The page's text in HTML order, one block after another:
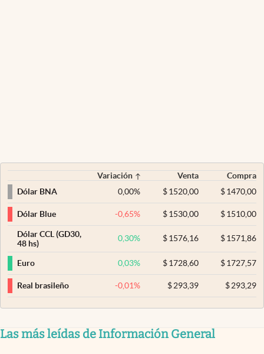
Variación Venta
Compra
Dólar BNA
0,00% $ 1520,00 $1470,00
Dólar Blue -0,65% $ 1530,00 $1510,00
Dólar CCL (GD30,
48 hs)
0,30% $ 1576,16 $1571,86
Euro 0,03% $ 1728,60 $1727,57
Real brasileño -0,01% $ 293,39 $293,29
Las más leídas de Información General